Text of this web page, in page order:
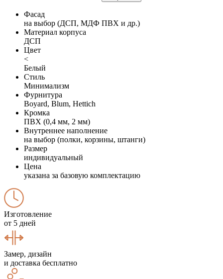
Фасад
на выбор (ДСП, МДФ ПВХ и др.)
Материал корпуса
ДСП
Цвет
<
Белый
Стиль
Минимализм
Фурнитура
Boyard, Blum, Hettich
Кромка
ПВХ (0,4 мм, 2 мм)
Внутреннее наполнение
на выбор (полки, корзины, штанги)
Размер
индивидуальный
Цена
указана за базовую комплектацию
Изготовление
от 5 дней
Замер, дизайн
и доставка бесплатно